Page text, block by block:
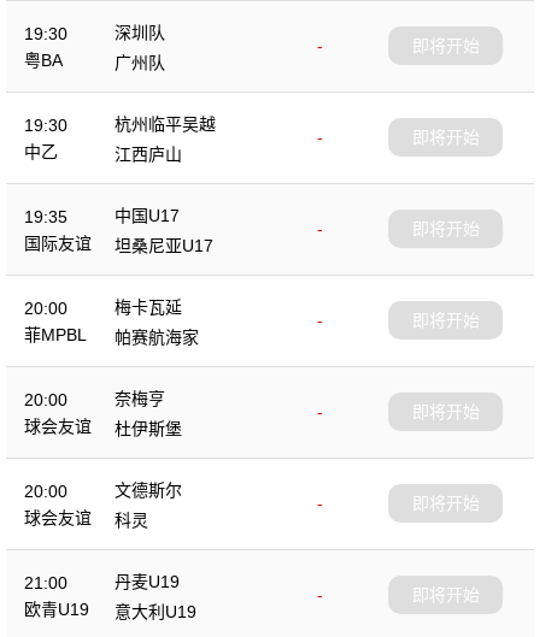
19:30
粤BA
深圳队
-
广州队
即将开始
19:30
中乙
杭州临平吴越
-
江西庐山
即将开始
19:35
国际友谊
中国U17
-
坦桑尼亚U17
即将开始
20:00
菲MPBL
梅卡瓦延
-
帕赛航海家
即将开始
20:00
球会友谊
奈梅亨
-
杜伊斯堡
即将开始
20:00
球会友谊
文德斯尔
-
科灵
即将开始
21:00
欧青U19
丹麦U19
-
意大利U19
即将开始